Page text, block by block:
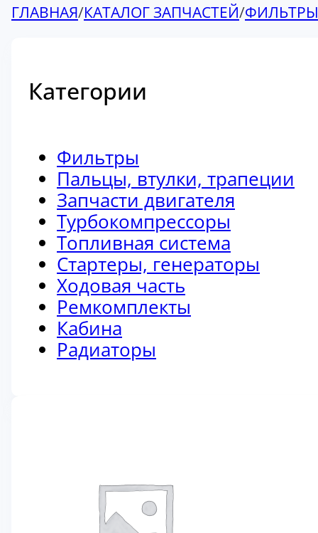
ГЛАВНАЯ/КАТАЛОГ ЗАПЧАСТЕЙ/ФИЛЬТРЫ
Категории
Фильтры
Пальцы, втулки, трапеции
Запчасти двигателя
Турбокомпрессоры
Топливная система
Стартеры, генераторы
Ходовая часть
Ремкомплекты
Кабина
Радиаторы